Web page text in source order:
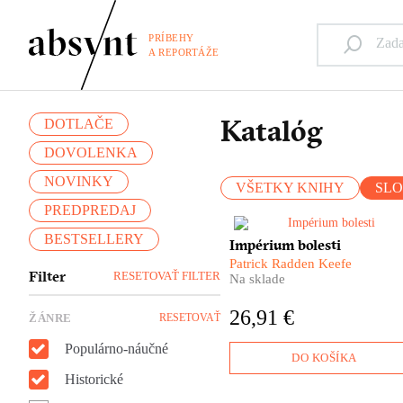
PRÍBEHY
A REPORTÁŽE
DOTLAČE
DOVOLENKA
NOVINKY
PREDPREDAJ
BESTSELLERY
Filter RESETOVAŤ FILTER
ŽÁNRE RESETOVAŤ
Populárno-náučné
Historické
Katalóg
VŠETKY KNIHY
​Rozdali stovky miliónov
dolárov a po celé desaťročia sa
ich meno spájalo s
sú vlastne Sacklerovci? Kde
ich meno súvisí so smrťou
Impérium bolesti
Patrick Radden Keefe
Na sklade
26,91 €
DO KOŠÍKA